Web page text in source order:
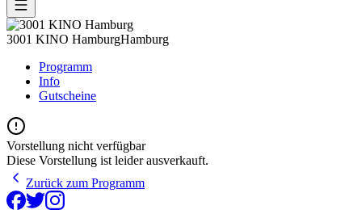
3001 KINO HamburgHamburg
Programm
Info
Gutscheine
Vorstellung nicht verfügbar
Diese Vorstellung ist leider ausverkauft.
Zurück zum Programm